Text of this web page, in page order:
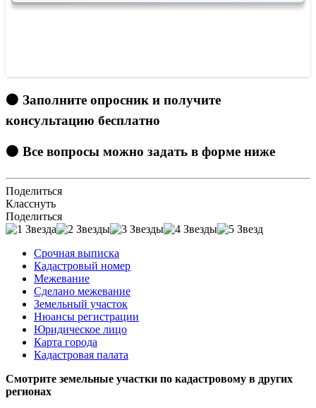
🟠 Заполните опросник и получите
консультацию бесплатно
🟠 Все вопросы можно задать в форме ниже
Поделиться
Класснуть
Поделиться
Срочная выписка
Кадастровый номер
Межевание
Сделано межевание
Земельный участок
Нюансы регистрации
Юридическое лицо
Карта города
Кадастровая палата
Смотрите земельные участки по кадастровому в других
регионах